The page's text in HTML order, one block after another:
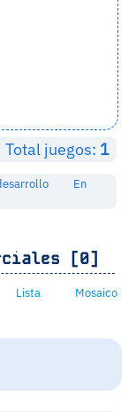
Total juegos: 1
En
[0]
Lista Mosaico